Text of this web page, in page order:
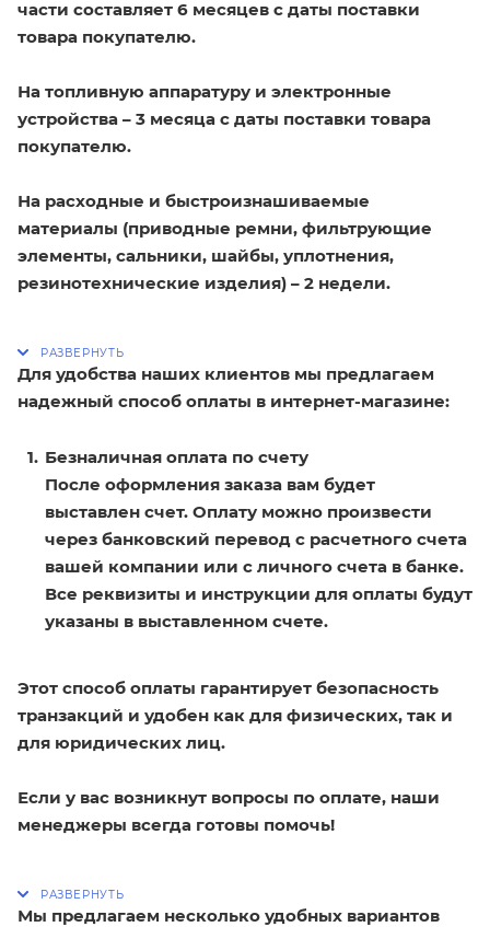
части составляет 6 месяцев с даты поставки
товара покупателю.
На топливную аппаратуру и электронные
устройства – 3 месяца с даты поставки товара
покупателю.
На расходные и быстроизнашиваемые
материалы (приводные ремни, фильтрующие
элементы, сальники, шайбы, уплотнения,
резинотехнические изделия) – 2 недели.
Для удобства наших клиентов мы предлагаем
надежный способ оплаты в интернет-магазине:
Безналичная оплата по счету
После оформления заказа вам будет
выставлен счет. Оплату можно произвести
через банковский перевод с расчетного счета
вашей компании или с личного счета в банке.
Все реквизиты и инструкции для оплаты будут
указаны в выставленном счете.
Этот способ оплаты гарантирует безопасность
транзакций и удобен как для физических, так и
для юридических лиц.
Если у вас возникнут вопросы по оплате, наши
менеджеры всегда готовы помочь!
Мы предлагаем несколько удобных вариантов